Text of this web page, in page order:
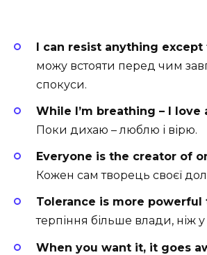
I can resist anything
можу встояти перед чим
спокуси.
While I’m breathing – I love
Поки дихаю – люблю і вірю.
Everyone is the creator of
Кожен сам творець своєї
Tolerance is more powerful
терпіння більше влади, ніж
When you want it, it goes